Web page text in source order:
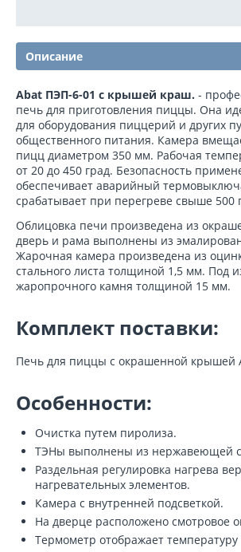
Описание
Abat ПЭП-6-01 с крышей краш. -
печь для приготовления пиццы. Она
для оборудования пиццерий и других
общественного питания. Камера
пицц диаметром 350 мм. Рабочая
от 20 до 450 град. Безопасность
обеспечивает аварийный
срабатывает при перегреве свыше 500
Облицовка печи произведена из
дверь и рама выполнены из
Жарочная камера произведена из
стального листа толщиной 1,5 мм. Под
жаропрочного камня толщиной 15 мм.
Комплект поставки:
Печь для пиццы с окрашенной крышей
Особенности:
Очистка путем пиролиза.
ТЭНы выполнены из нержавеющей
Раздельная регулировка нагрева
нагревательных элементов.
Камера с внутренней подсветкой.
На дверце расположено смотровое
Термометр отображает температуру